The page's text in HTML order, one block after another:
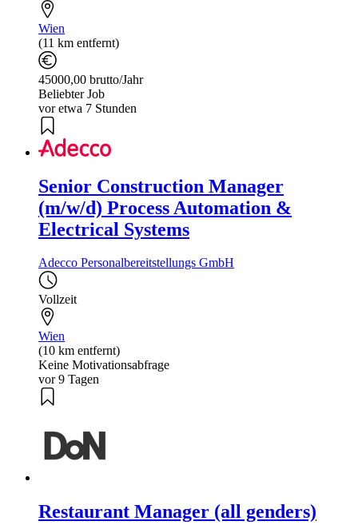
Wien
(11 km entfernt)
45000,00 brutto/Jahr
Beliebter Job
vor etwa 7 Stunden
Senior Construction Manager
(m/w/d) Process Automation &
Electrical Systems
Adecco Personalbereitstellungs GmbH
Vollzeit
Wien
(10 km entfernt)
Keine Motivationsabfrage
vor 9 Tagen
Restaurant Manager (all genders)